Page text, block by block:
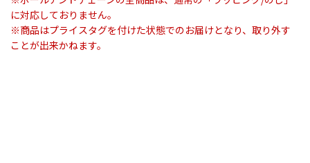
に対応しておりません。
※商品はプライスタグを付けた状態でのお届けとなり、取り外す
ことが出来かねます。